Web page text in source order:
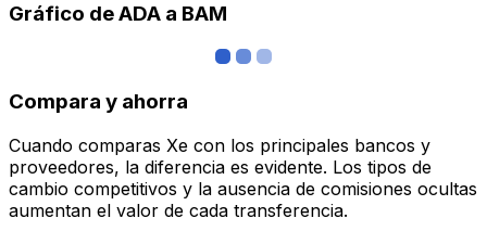
Gráfico de ADA a BAM
Compara y ahorra
Cuando comparas Xe con los principales bancos y
proveedores, la diferencia es evidente. Los tipos de
cambio competitivos y la ausencia de comisiones ocultas
aumentan el valor de cada transferencia.